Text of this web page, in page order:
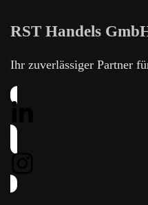
RST Handels
Ihr zuverlässiger Partner